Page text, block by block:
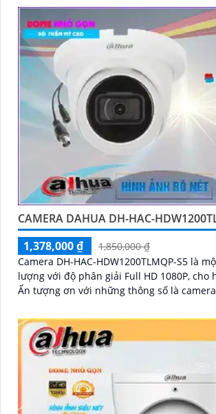
CAMERA DAHUA DH-HAC-
1,378,000 ₫
1,850,000 ₫
Camera DH-HAC-HDW1200TLMQP-S5 là
lượng với độ phân giải Full HD 1080P,
Ấn tượng ơn với những thông số là